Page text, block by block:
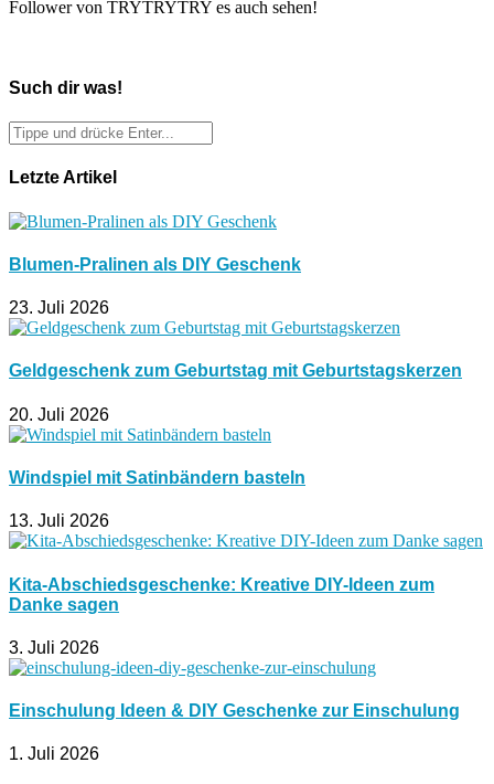
Follower von TRYTRYTRY es auch sehen!
Such dir was!
Letzte Artikel
Blumen-Pralinen als DIY Geschenk
23. Juli 2026
Geldgeschenk zum Geburtstag mit Geburtstagskerzen
20. Juli 2026
Windspiel mit Satinbändern basteln
13. Juli 2026
Kita-Abschiedsgeschenke: Kreative DIY-Ideen zum
Danke sagen
3. Juli 2026
Einschulung Ideen & DIY Geschenke zur Einschulung
1. Juli 2026